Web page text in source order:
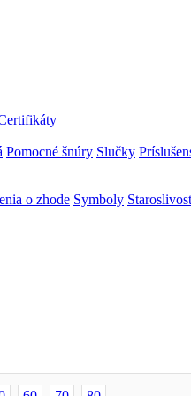
Pomocné šnúry Slučky
o zhode Symboly